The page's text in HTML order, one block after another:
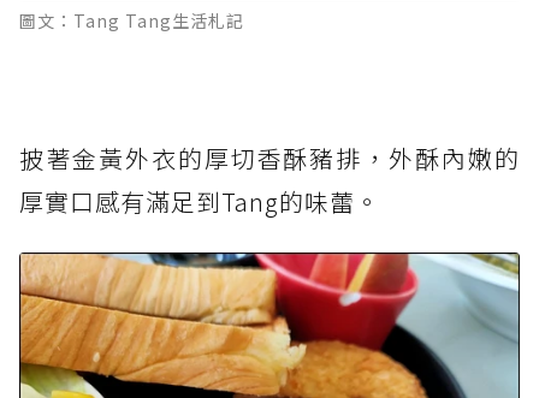
圖文：Tang Tang生活札記
披著金黃外衣的厚切香酥豬排，外酥內嫩的
厚實口感有滿足到Tang的味蕾。